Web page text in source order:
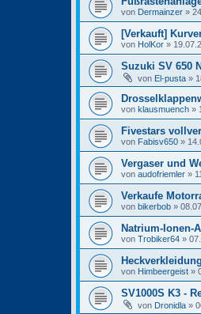
von Dermainzer »
[Verkauft]
von HolKor »
Suzuki SV 650
von El-pusta »
von klausmuench »
Fivestars
von Fabisv650 »
Vergaser und
von audofriemler »
Verkaufe
von bikerbob »
Natrium-Ionen-
von Trobiker64 »
von Himbeergeist »
SV1000S K3 -
von Dronidla »